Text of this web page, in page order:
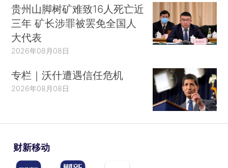
贵州山脚树矿难致16人死亡近
三年 矿长涉罪被罢免全国人
大代表
2026年08月08日
专栏｜沃什遭遇信任危机
2026年08月08日
财新移动